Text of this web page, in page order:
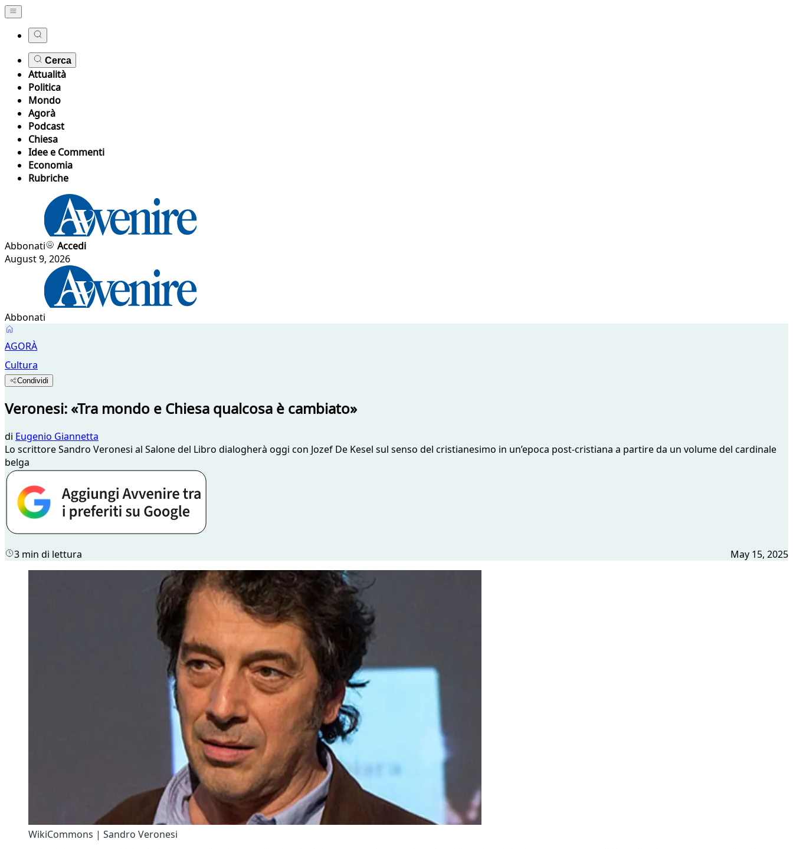
Cerca
Attualità
Politica
Mondo
Agorà
Podcast
Chiesa
Idee e Commenti
Economia
Rubriche
Abbonati
Accedi
August 9, 2026
Abbonati
AGORÀ
Cultura
Condividi
Veronesi: «Tra mondo e Chiesa qualcosa è cambiato»
di Eugenio Giannetta
Lo scrittore Sandro Veronesi al Salone del Libro dialogherà oggi con Jozef De Kesel sul senso del cristianesimo in un’epoca post-cristiana a partire da un volume del cardinale
belga
3 min di lettura May 15, 2025
WikiCommons | Sandro Veronesi